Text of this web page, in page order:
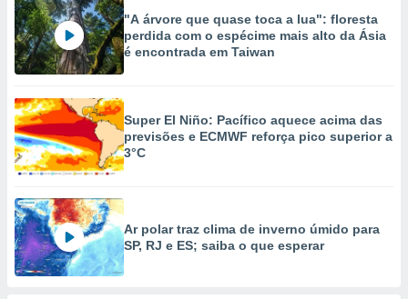
"A árvore que quase toca a lua": floresta
perdida com o espécime mais alto da Ásia
é encontrada em Taiwan
Super El Niño: Pacífico aquece acima das
previsões e ECMWF reforça pico superior a
3°C
Ar polar traz clima de inverno úmido para
SP, RJ e ES; saiba o que esperar